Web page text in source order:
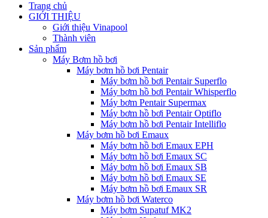
Trang chủ
GIỚI THIỆU
Giới thiệu Vinapool
Thành viên
Sản phẩm
Máy Bơm hồ bơi
Máy bơm hồ bơi Pentair
Máy bơm hồ bơi Pentair Superflo
Máy bơm hồ bơi Pentair Whisperflo
Máy bơm Pentair Supermax
Máy bơm hồ bơi Pentair Optiflo
Máy bơm hồ bơi Pentair Intelliflo
Máy bơm hồ bơi Emaux
Máy bơm hồ bơi Emaux EPH
Máy bơm hồ bơi Emaux SC
Máy bơm hồ bơi Emaux SB
Máy bơm hồ bơi Emaux SE
Máy bơm hồ bơi Emaux SR
Máy bơm hồ bơi Waterco
Máy bơm Supatuf MK2